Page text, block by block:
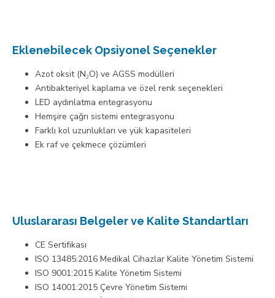
Eklenebilecek Opsiyonel Seçenekler
Azot oksit (N₂O) ve AGSS modülleri
Antibakteriyel kaplama ve özel renk seçenekleri
LED aydınlatma entegrasyonu
Hemşire çağrı sistemi entegrasyonu
Farklı kol uzunlukları ve yük kapasiteleri
Ek raf ve çekmece çözümleri
Uluslararası Belgeler ve Kalite Standartları
CE Sertifikası
ISO 13485:2016 Medikal Cihazlar Kalite Yönetim Sistemi
ISO 9001:2015 Kalite Yönetim Sistemi
ISO 14001:2015 Çevre Yönetim Sistemi